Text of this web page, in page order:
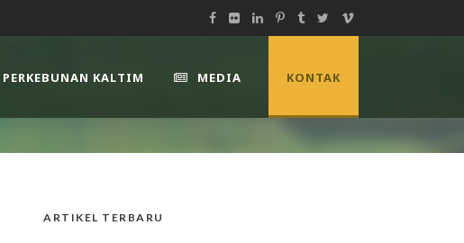
PERKEBUNAN KALTIM MEDIA KONTAK
ARTIKEL TERBARU